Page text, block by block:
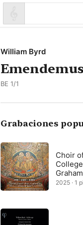
William Byrd
BE 1/1
Grabaciones
Choir
2025 · 1